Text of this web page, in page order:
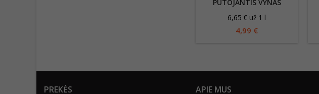
PUTOJANTIS VYNAS
BALTAS, SAUSAS
6,65 € už 1 l
4,99 €
PREKĖS APIE MUS